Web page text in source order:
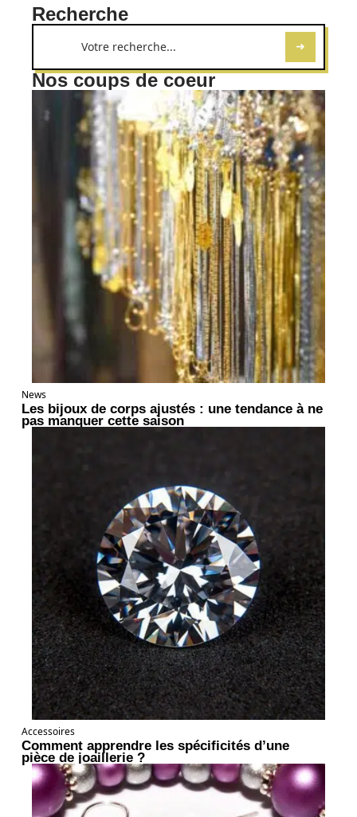
Recherche
Nos coups de coeur
News
Les bijoux de corps ajustés : une tendance à ne
pas manquer cette saison
Accessoires
Comment apprendre les spécificités d’une
pièce de joaillerie ?